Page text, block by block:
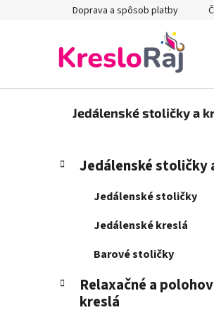
Doprava a spôsob platby
Jedálenské stoličky a
B
n
Preskočiť
kategórie
K
a
e
Jedálenské stoličky
Jedálenské stoličky
Jedálenské kreslá
Barové stoličky
Relaxačné a
kreslá